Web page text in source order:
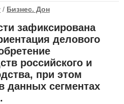
/ Бизнес. Дон
зафиксирована
делового
российского и
при этом
данных сегментах